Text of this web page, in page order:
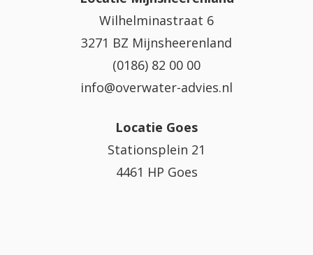
Wilhelminastraat 6
3271 BZ Mijnsheerenland
(0186) 82 00 00
info@overwater-advies.nl
Locatie Goes
Stationsplein 21
4461 HP Goes